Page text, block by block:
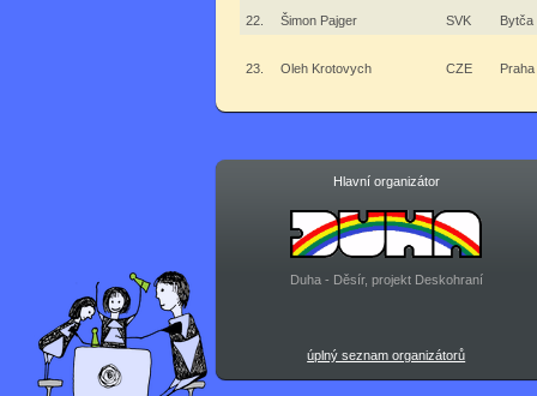
22. Šimon Pajger SVK Bytča
23. Oleh Krotovych CZE Praha
Hlavní organizátor
Duha - Děsír, projekt Deskohraní
úplný seznam organizátorů